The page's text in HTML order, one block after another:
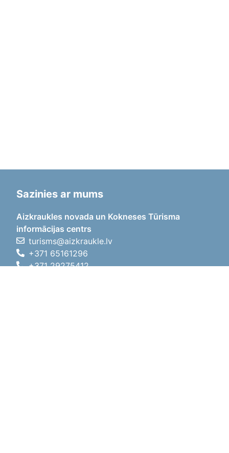
Sazinies ar mums
Aizkraukles novada un Kokneses Tūrisma
informācijas centrs
turisms@aizkraukle.lv
+371 65161296
+371 29275412